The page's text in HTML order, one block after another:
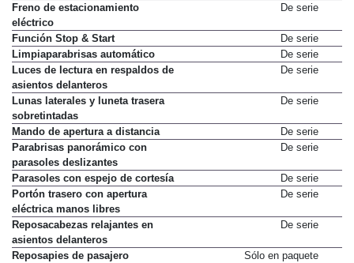
Freno de estacionamiento
eléctrico
De serie
Función Stop & Start
De serie
Limpiaparabrisas automático
De serie
Luces de lectura en respaldos de
asientos delanteros
De serie
Lunas laterales y luneta trasera
sobretintadas
De serie
Mando de apertura a distancia
De serie
Parabrisas panorámico con
parasoles deslizantes
De serie
Parasoles con espejo de cortesía
De serie
Portón trasero con apertura
eléctrica manos libres
De serie
Reposacabezas relajantes en
asientos delanteros
De serie
Reposapies de pasajero
Sólo en paquete